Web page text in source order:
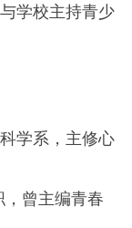
学校主持青少
学系，主修心
，曾主编青春